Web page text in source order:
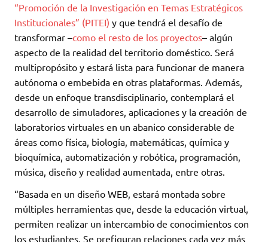
“Promoción de la Investigación en Temas Estratégicos
Institucionales” (PITEI) y que tendrá el desafío de
transformar –como el resto de los proyectos– algún
aspecto de la realidad del territorio doméstico. Será
multipropósito y estará lista para funcionar de manera
autónoma o embebida en otras plataformas. Además,
desde un enfoque transdisciplinario, contemplará el
desarrollo de simuladores, aplicaciones y la creación de
laboratorios virtuales en un abanico considerable de
áreas como física, biología, matemáticas, química y
bioquímica, automatización y robótica, programación,
música, diseño y realidad aumentada, entre otras.
“Basada en un diseño WEB, estará montada sobre
múltiples herramientas que, desde la educación virtual,
permiten realizar un intercambio de conocimientos con
los estudiantes. Se prefiguran relaciones cada vez más